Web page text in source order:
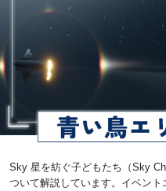
Sky 星を紡ぐ子どもたち（Sky
ついて解説しています。イベン